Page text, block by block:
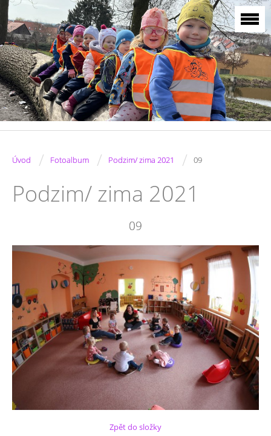
Úvod / Fotoalbum / Podzim/ zima 2021 / 09
Podzim/ zima 2021
09
Zpět do složky